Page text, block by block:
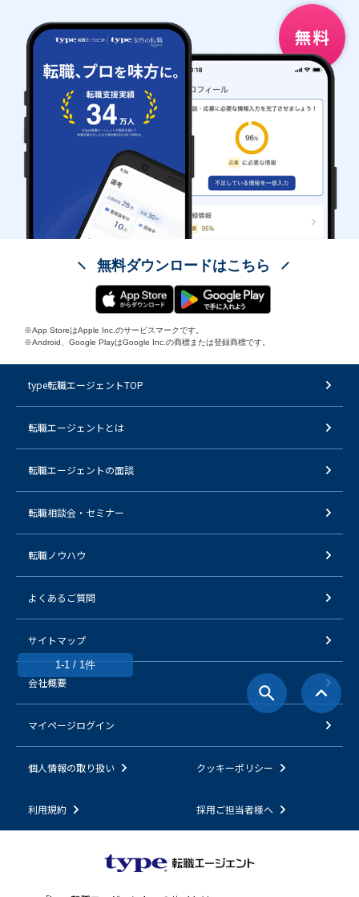
1-1 / 1件
無料ダウンロードはこちら
※App StoreはApple Inc.のサービスマークです。
※Android、Google PlayはGoogle Inc.の商標または登録商標です。
type転職エージェントTOP
転職エージェントとは
転職エージェントの面談
転職相談会・セミナー
転職ノウハウ
よくあるご質問
サイトマップ
会社概要
マイページログイン
個人情報の取り扱い クッキーポリシー
利用規約 採用ご担当者様へ